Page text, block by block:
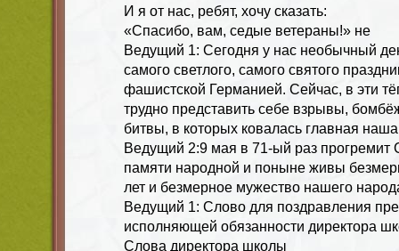
И я от нас, ребят, хочу сказать:
«Спасибо, вам, седые ветераны!» не
Ведущий 1: Сегодня у нас необычный
самого светлого, самого святого
фашистской Германией. Сейчас, в эти
трудно представить себе взрывы,
битвы, в которых ковалась главная
Ведущий 2:9 мая в 71-ый раз
памяти народной и поныне живы
лет и безмерное мужество нашего
Ведущий 1: Слово для поздравления
исполняющей обязанности директора
Слова директора школы